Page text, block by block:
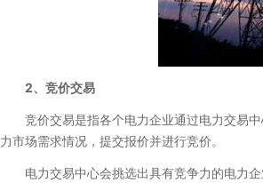
2、竞价交易
竞价交易是指各个电力企业通过电力交易中
力市场需求情况，提交报价并进行竞价。
电力交易中心会挑选出具有竞争力的电力企